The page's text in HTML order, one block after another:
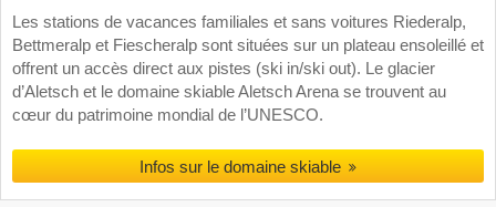
Les stations de vacances familiales et sans voitures Riederalp,
Bettmeralp et Fiescheralp sont situées sur un plateau ensoleillé et
offrent un accès direct aux pistes (ski in/ski out). Le glacier
d’Aletsch et le domaine skiable Aletsch Arena se trouvent au
cœur du patrimoine mondial de l’UNESCO.
Infos sur le domaine skiable